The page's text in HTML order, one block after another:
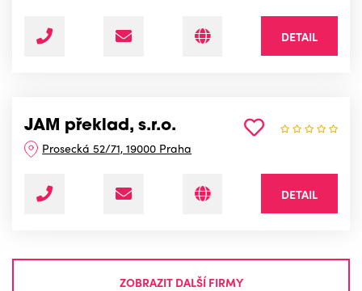
DETAIL
JAM překlad, s.r.o.
Prosecká 52/71, 19000 Praha
DETAIL
ZOBRAZIT DALŠÍ FIRMY